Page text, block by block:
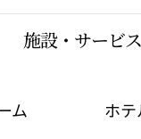
施設・サービス
ム ホ